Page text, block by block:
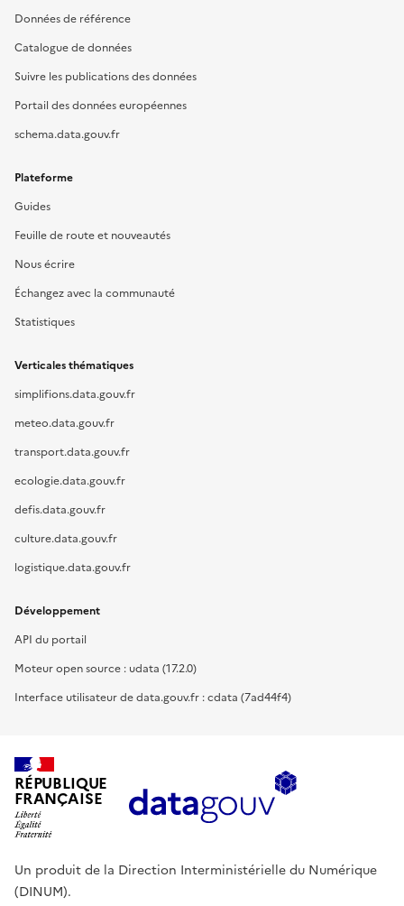
Données de référence
Catalogue de données
Suivre les publications des données
Portail des données européennes
schema.data.gouv.fr
Plateforme
Guides
Feuille de route et nouveautés
Nous écrire
Échangez avec la communauté
Statistiques
Verticales thématiques
simplifions.data.gouv.fr
meteo.data.gouv.fr
transport.data.gouv.fr
ecologie.data.gouv.fr
defis.data.gouv.fr
culture.data.gouv.fr
logistique.data.gouv.fr
Développement
API du portail
Moteur open source : udata (17.2.0)
Interface utilisateur de data.gouv.fr : cdata (7ad44f4)
RÉPUBLIQUE
FRANÇAISE
Un produit de la Direction Interministérielle du Numérique
(DINUM).